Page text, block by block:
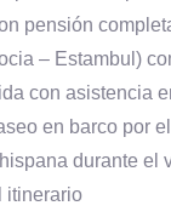
pensión
– Estambul)
con asistencia
en barco por
durante el
itinerario